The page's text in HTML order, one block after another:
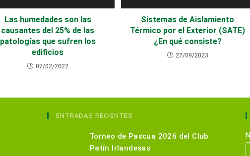
Las humedades son las
causantes del 25% de las
patologías que sufren los
edificios
07/02/2022
Sistemas de Aislamiento
Térmico por el Exterior (SATE)
¿En qué consiste?
27/09/2023
ENTRADAS RECIENTES
Torneo de Pascua 2026 del Club
Patín Irlandesas